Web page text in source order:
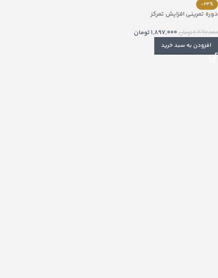
-24%
دوره تمرینی افزایش تمرکز
2,497,000تومان 1,897,000تومان
افزودن به سبد خرید